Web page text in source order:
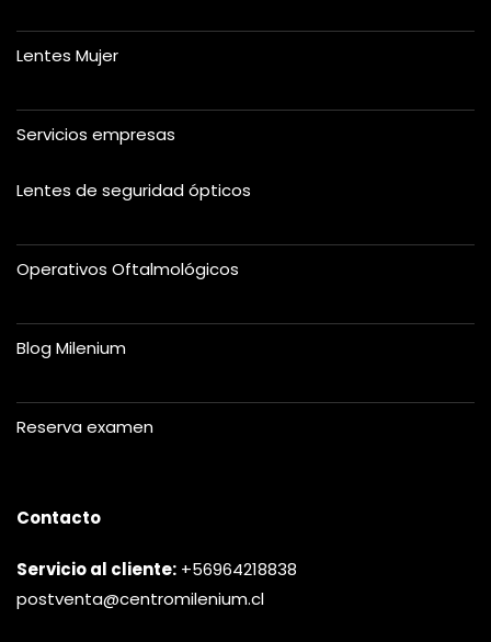
Lentes Mujer
Servicios empresas
Lentes de seguridad ópticos
Operativos Oftalmológicos
Blog Milenium
Reserva examen
Contacto
Servicio al cliente: +56964218838
postventa@centromilenium.cl